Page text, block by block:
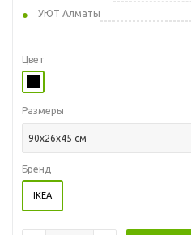
УЮТ Алматы
Цвет
Размеры
90x26x45 см
Бренд
IKEA